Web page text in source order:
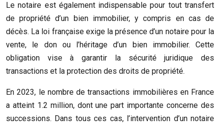
Le notaire est également indispensable pour tout transfert
de propriété d’un bien immobilier, y compris en cas de
décès. La loi française exige la présence d’un notaire pour la
vente, le don ou l’héritage d’un bien immobilier. Cette
obligation vise à garantir la sécurité juridique des
transactions et la protection des droits de propriété.
En 2023, le nombre de transactions immobilières en France
a atteint 1.2 million, dont une part importante concerne des
successions. Dans tous ces cas, l’intervention d’un notaire